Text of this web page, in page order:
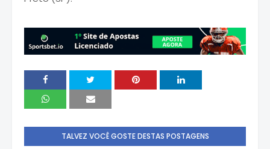
TALVEZ VOCÊ GOSTE DESTAS POSTAGENS